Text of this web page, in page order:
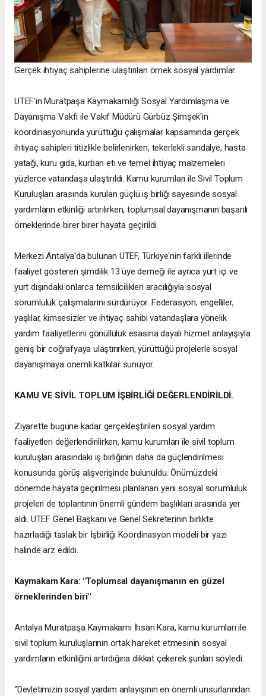
Gerçek ihtiyaç sahiplerine ulaştırılan örnek sosyal yardımlar.
UTEF'in Muratpaşa Kaymakamlığı Sosyal Yardımlaşma ve
Dayanışma Vakfı ile Vakıf Müdürü Gürbüz Şimşek'in
koordinasyonunda yürüttüğü çalışmalar kapsamında gerçek
ihtiyaç sahipleri titizlikle belirlenirken, tekerlekli sandalye, hasta
yatağı, kuru gıda, kurban eti ve temel ihtiyaç malzemeleri
yüzlerce vatandaşa ulaştırıldı. Kamu kurumları ile Sivil Toplum
Kuruluşları arasında kurulan güçlü iş birliği sayesinde sosyal
yardımların etkinliği artırılırken, toplumsal dayanışmanın başarılı
örneklerinde birer birer hayata geçirildi.
Merkezi Antalya'da bulunan UTEF, Türkiye'nin farklı illerinde
faaliyet gösteren şimdilik 13 üye derneği ile ayrıca yurt içi ve
yurt dışındaki onlarca temsilcilikleri aracılığıyla sosyal
sorumluluk çalışmalarını sürdürüyor. Federasyon; engelliler,
yaşlılar, kimsesizler ve ihtiyaç sahibi vatandaşlara yönelik
yardım faaliyetlerini gönüllülük esasına dayalı hizmet anlayışıyla
geniş bir coğrafyaya ulaştırırken, yürüttüğü projelerle sosyal
dayanışmaya önemli katkılar sunuyor.
KAMU VE SİVİL TOPLUM İŞBİRLİĞİ DEĞERLENDİRİLDİ.
Ziyarette bugüne kadar gerçekleştirilen sosyal yardım
faaliyetleri değerlendirilirken, kamu kurumları ile sivil toplum
kuruluşları arasındaki iş birliğinin daha da güçlendirilmesi
konusunda görüş alışverişinde bulunuldu. Önümüzdeki
dönemde hayata geçirilmesi planlanan yeni sosyal sorumluluk
projeleri de toplantının önemli gündem başlıkları arasında yer
aldı. UTEF Genel Başkanı ve Genel Sekreterinin birlikte
hazırladığı taslak bir İşbirliği Koordinasyon modeli bir yazı
halinde arz edildi.
Kaymakam Kara: "Toplumsal dayanışmanın en güzel
örneklerinden biri"
Antalya Muratpaşa Kaymakamı İhsan Kara, kamu kurumları ile
sivil toplum kuruluşlarının ortak hareket etmesinin sosyal
yardımların etkinliğini artırdığına dikkat çekerek şunları söyledi:
"Devletimizin sosyal yardım anlayışının en önemli unsurlarından